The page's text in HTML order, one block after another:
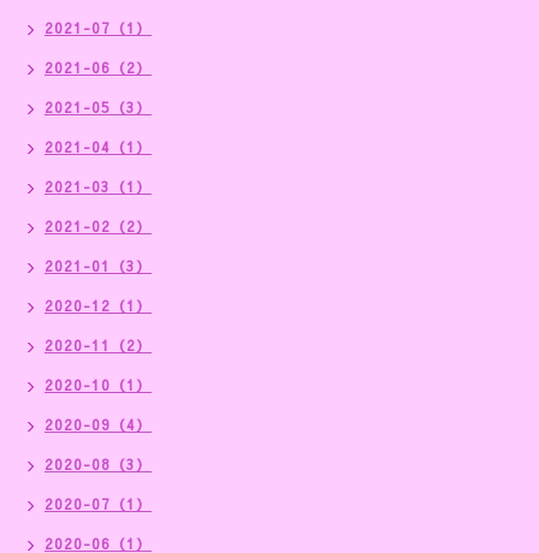
2021-07（1）
2021-06（2）
2021-05（3）
2021-04（1）
2021-03（1）
2021-02（2）
2021-01（3）
2020-12（1）
2020-11（2）
2020-10（1）
2020-09（4）
2020-08（3）
2020-07（1）
2020-06（1）